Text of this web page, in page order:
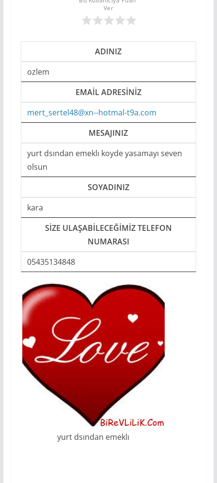
Ver
ADINIZ
ozlem
EMAIL ADRESINIZ
mert_sertel48@xn--hotmal-t9a.com
MESAJINIZ
yurt dsından emeklı koyde yasamayı seven
olsun
SOYADINIZ
kara
SIZE ULAŞABILECEĞIMIZ TELEFON
NUMARASI
05435134848
yurt dsından emeklı